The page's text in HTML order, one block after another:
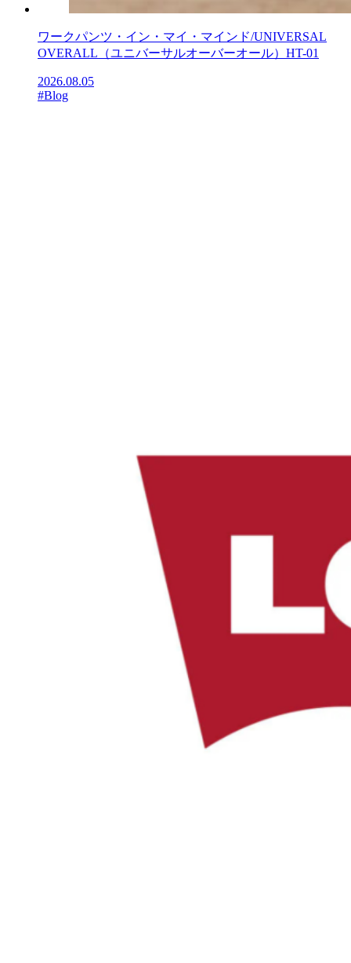
ワークパンツ・イン・マイ・マインド/UNIVERSAL
OVERALL（ユニバーサルオーバーオール）HT-01
2026.08.05
#Blog